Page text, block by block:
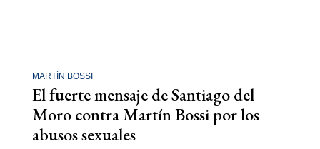
MARTÍN BOSSI
El fuerte mensaje de Santiago del
Moro contra Martín Bossi por los
abusos sexuales